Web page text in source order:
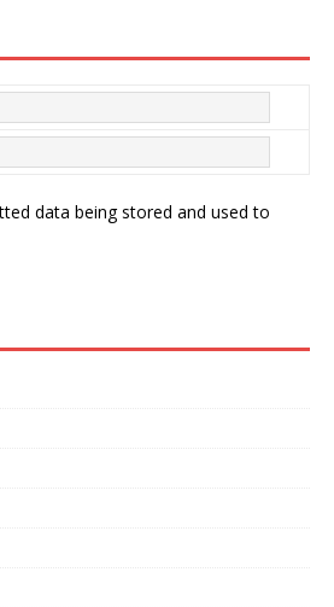
data being stored and used to